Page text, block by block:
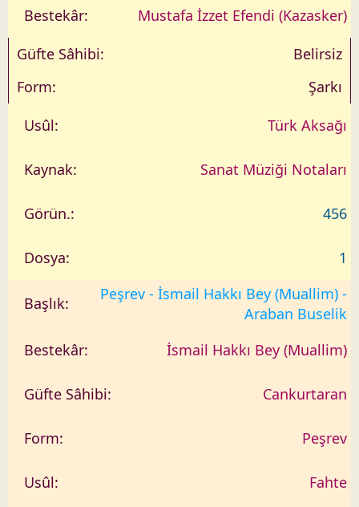
i
Mustafa İzzet Efendi (Kazasker)
Belirsiz
Şarkı
Türk Aksağı
Sanat Müziği Notaları
456
1
Peşrev - İsmail Hakkı Bey (Muallim) -
Araban Buselik
İsmail Hakkı Bey (Muallim)
Cankurtaran
Peşrev
Fahte